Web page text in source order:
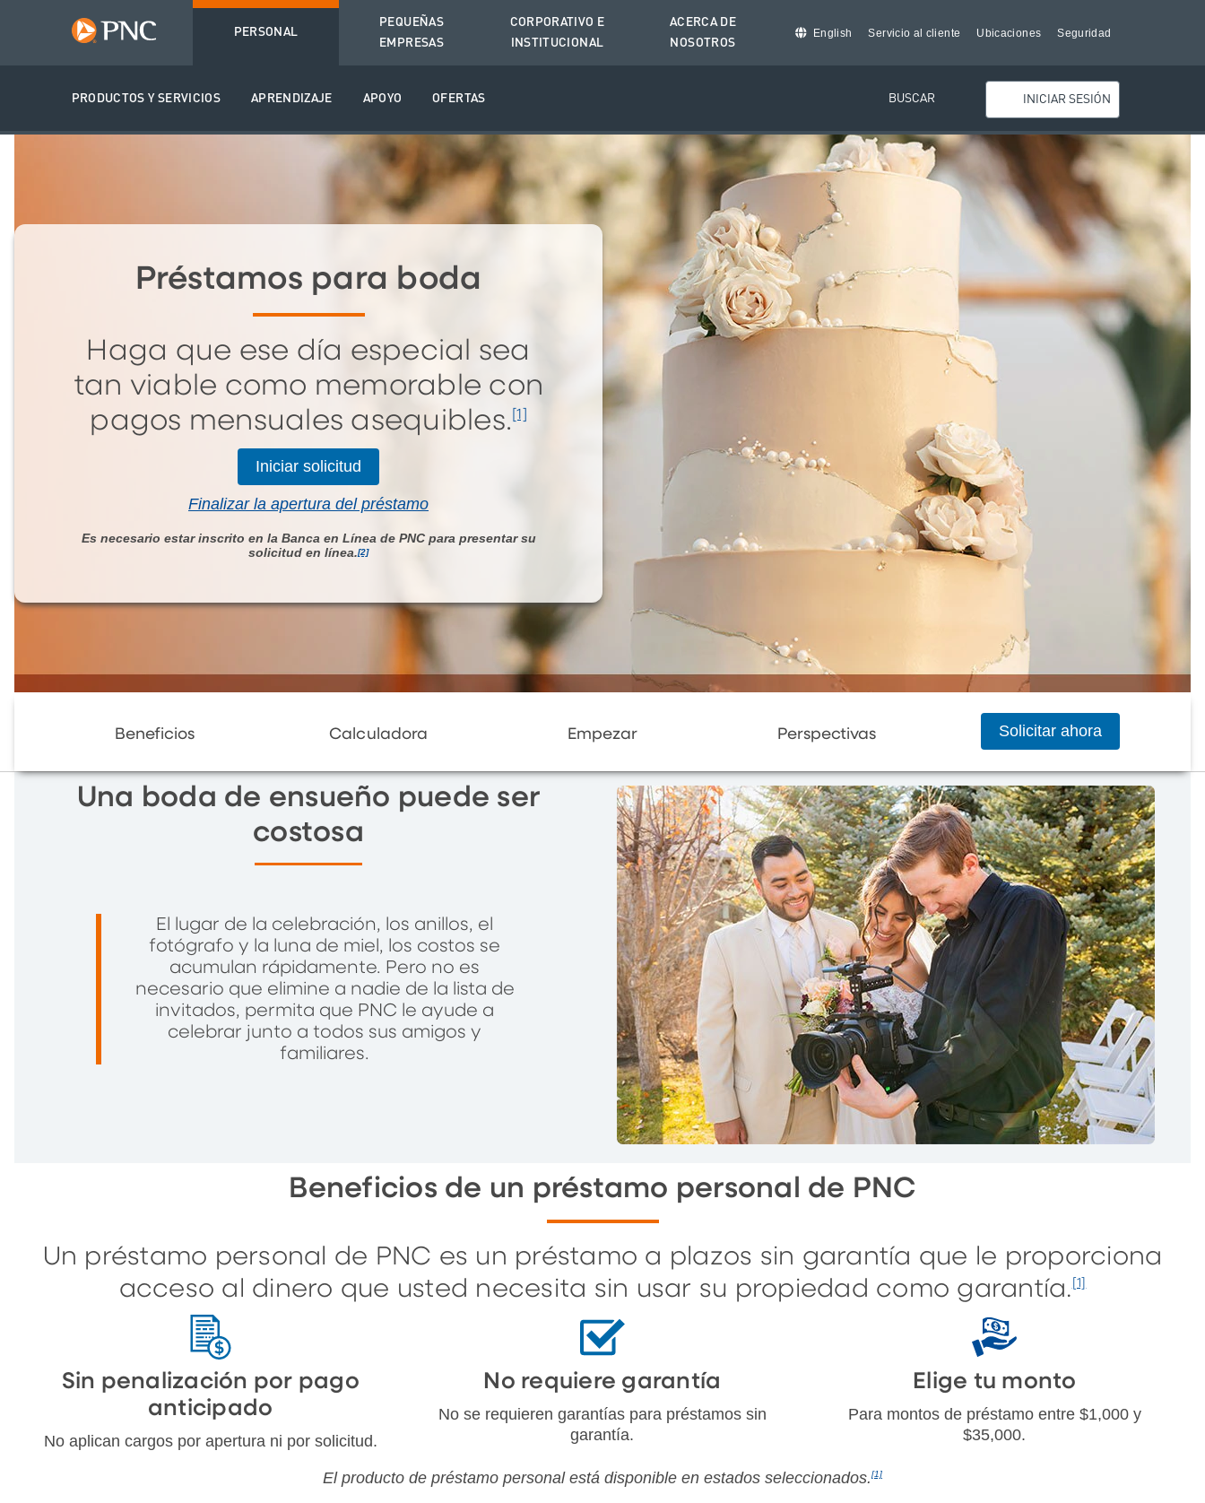
PERSONAL
PRODUCTOS Y SERVICIOS APRENDIZAJE APOYO OFERTAS
PEQUEÑAS
EMPRESAS
CORPORATIVO E
INSTITUCIONAL
ACERCA DE
NOSOTROS
English Servicio al cliente Ubicaciones Seguridad
BUSCAR INICIAR SESIÓN
Préstamos para boda
Haga que ese día especial sea
tan viable como memorable con
pagos mensuales asequibles. [1]
Iniciar solicitud
Finalizar la apertura del préstamo
Es necesario estar inscrito en la Banca en Línea de PNC para presentar su
solicitud en línea.[2]
Beneficios Calculadora Empezar Perspectivas Solicitar ahora
Una boda de ensueño puede ser
costosa
El lugar de la celebración, los anillos, el
fotógrafo y la luna de miel, los costos se
acumulan rápidamente. Pero no es
necesario que elimine a nadie de la lista de
invitados, permita que PNC le ayude a
celebrar junto a todos sus amigos y
familiares.
Beneficios de un préstamo personal de PNC
Un préstamo personal de PNC es un préstamo a plazos sin garantía que le proporciona
acceso al dinero que usted necesita sin usar su propiedad como garantía. [1]
Sin penalización por pago
anticipado
No aplican cargos por apertura ni por solicitud.
No requiere garantía
No se requieren garantías para préstamos sin
garantía.
Elige tu monto
Para montos de préstamo entre $1,000 y
$35,000.
El producto de préstamo personal está disponible en estados seleccionados.[1]